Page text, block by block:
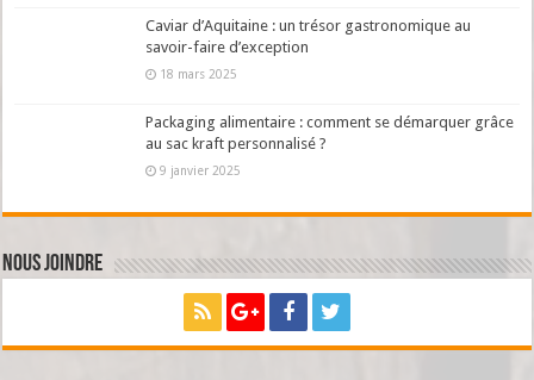
Caviar d’Aquitaine : un trésor gastronomique au
savoir-faire d’exception
18 mars 2025
Packaging alimentaire : comment se démarquer grâce
au sac kraft personnalisé ?
9 janvier 2025
Nous joindre